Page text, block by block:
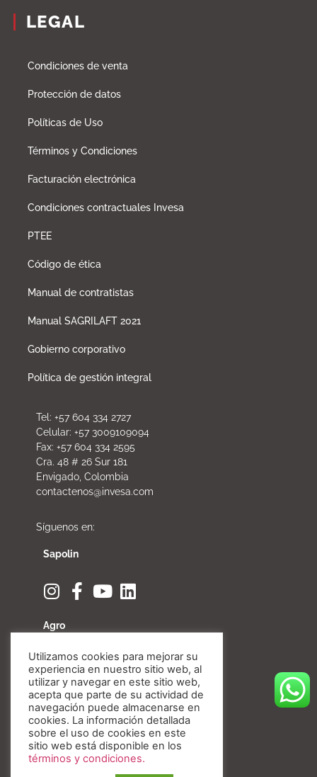
LEGAL
Condiciones de venta
Protección de datos
Políticas de Uso
Términos y Condiciones
Facturación electrónica
Condiciones contractuales Invesa
PTEE
Código de ética
Manual de contratistas
Manual SAGRILAFT 2021
Gobierno corporativo
Política de gestión integral
Tel: +57 604 334 2727
Celular: +57 3009109094
Fax: +57 604 334 2595
Cra. 48 # 26 Sur 181
Envigado, Colombia
contactenos@invesa.com
Síguenos en:
Sapolin
Agro
Fibratore
Utilizamos cookies para mejorar su
experiencia en nuestro sitio web, al
utilizar y navegar en este sitio web,
acepta que parte de su actividad de
navegación puede almacenarse en
cookies. La información detallada
sobre el uso de cookies en este
sitio web está disponible en los
términos y condiciones.